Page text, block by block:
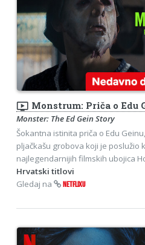
ondemand_video Monstrum: Priča o Edu
Monster: The Ed Gein Story
Šokantna istinita priča o Edu
pljačkašu grobova koji je poslužio
najlegendarnijih filmskih ubojica
Hrvatski titlovi
Gledaj na
NETFLIXU